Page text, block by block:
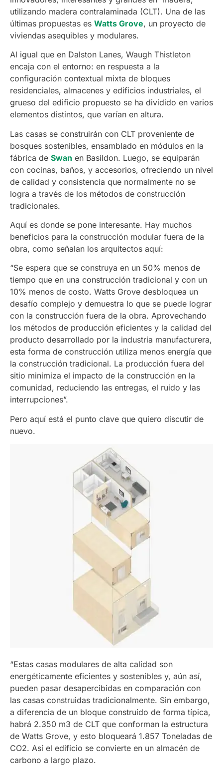
utilizando madera contralaminada (CLT). Una de las
últimas propuestas es Watts Grove, un proyecto de
viviendas asequibles y modulares.
Al igual que en Dalston Lanes, Waugh Thistleton
encaja con el entorno: en respuesta a la
configuración contextual mixta de bloques
residenciales, almacenes y edificios industriales, el
grueso del edificio propuesto se ha dividido en varios
elementos distintos, que varían en altura.
Las casas se construirán con CLT proveniente de
bosques sostenibles, ensamblado en módulos en la
fábrica de Swan en Basildon. Luego, se equiparán
con cocinas, baños, y accesorios, ofreciendo un nivel
de calidad y consistencia que normalmente no se
logra a través de los métodos de construcción
tradicionales.
Aquí es donde se pone interesante. Hay muchos
beneficios para la construcción modular fuera de la
obra, como señalan los arquitectos aquí:
“Se espera que se construya en un 50% menos de
tiempo que en una construcción tradicional y con un
10% menos de costo. Watts Grove desbloquea un
desafío complejo y demuestra lo que se puede lograr
con la construcción fuera de la obra. Aprovechando
los métodos de producción eficientes y la calidad del
producto desarrollado por la industria manufacturera,
esta forma de construcción utiliza menos energía que
la construcción tradicional. La producción fuera del
sitio minimiza el impacto de la construcción en la
comunidad, reduciendo las entregas, el ruido y las
interrupciones”.
Pero aquí está el punto clave que quiero discutir de
nuevo.
“Estas casas modulares de alta calidad son
energéticamente eficientes y sostenibles y, aún así,
pueden pasar desapercibidas en comparación con
las casas construidas tradicionalmente. Sin embargo,
a diferencia de un bloque construido de forma típica,
habrá 2.350 m3 de CLT que conforman la estructura
de Watts Grove, y esto bloqueará 1.857 Toneladas de
CO2. Así el edificio se convierte en un almacén de
carbono a largo plazo.